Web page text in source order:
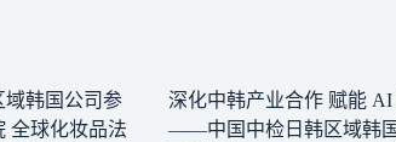
域韩国公司参
全球化妆品法
深化中韩产业合作 赋能
——中国中检日韩区域韩